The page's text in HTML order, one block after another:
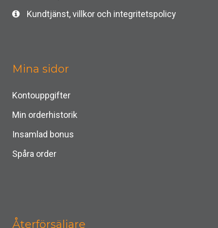
Kundtjänst, villkor och integritetspolicy
Mina sidor
Kontouppgifter
Min orderhistorik
Insamlad bonus
Spåra order
Återförsäljare